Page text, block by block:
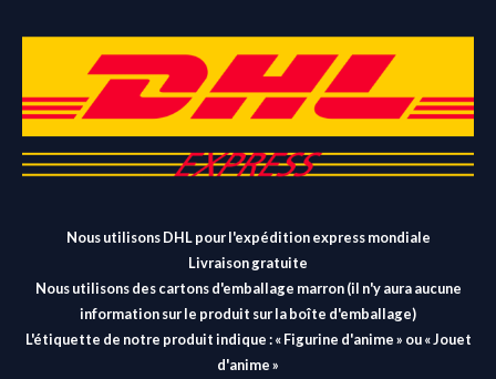
Nous utilisons DHL pour l'expédition express mondiale
Livraison gratuite
Nous utilisons des cartons d'emballage marron (il n'y aura aucune
information sur le produit sur la boîte d'emballage)
L'étiquette de notre produit indique : « Figurine d'anime » ou « Jouet
d'anime »